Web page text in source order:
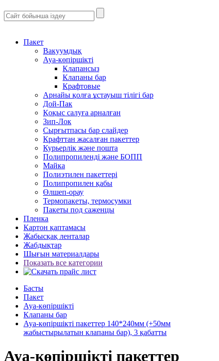
Пакет
Вакуумдық
Ауа-көпіршікті
Клапансыз
Клапаны бар
Крафтовые
Арнайы қолға ұстауыш тілігі бар
Дой-Пак
Қоқыс салуға арналған
Зип-Лок
Сырғытпасы бар слайдер
Крафттан жасалған пакеттер
Курьерлік және пошта
Полипропиленді және БОПП
Майка
Полиэтилен пакеттері
Полипропилен қабы
Өлшеп-орау
Термопакеты, термосумки
Пакеты под саженцы
Пленка
Картон қаптамасы
Жабысқақ ленталар
Жабдықтар
Шығын материалдары
Показать все категории
Басты
Пакет
Ауа-көпіршікті
Клапаны бар
Ауа-көпіршікті пакеттер 140*240мм (+50мм
жабыстырылатын клапаны бар), 3 қабатты
Ауа-көпіршікті пакеттер